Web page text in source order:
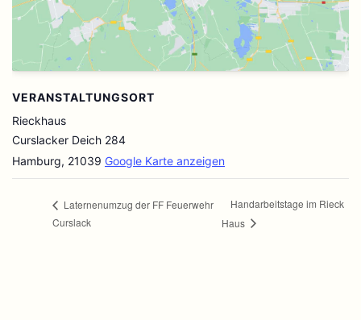
VERANSTALTUNGSORT
Rieckhaus
Curslacker Deich 284
Hamburg, 21039 Google Karte anzeigen
Laternenumzug der FF Feuerwehr
Curslack
Handarbeitstage im Rieck
Haus